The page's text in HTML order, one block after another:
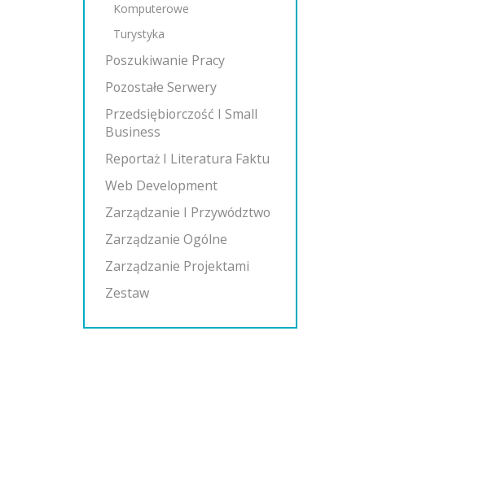
Komputerowe
Turystyka
Poszukiwanie Pracy
Pozostałe Serwery
Przedsiębiorczość I Small
Business
Reportaż I Literatura Faktu
Web Development
Zarządzanie I Przywództwo
Zarządzanie Ogólne
Zarządzanie Projektami
Zestaw